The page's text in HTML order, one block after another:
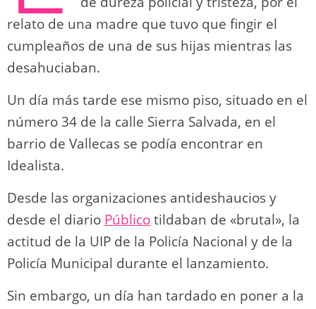
relato de una madre que tuvo que fingir el
cumpleaños de una de sus hijas mientras las
desahuciaban.
Un día más tarde ese mismo piso, situado en el
número 34 de la calle Sierra Salvada, en el
barrio de Vallecas se podía encontrar en
Idealista.
Desde las organizaciones antideshaucios y
desde el diario Públicotildaban de «brutal», la
actitud de la UIP de la Policía Nacional y de la
Policía Municipal durante el lanzamiento.
Sin embargo, un día han tardado en poner a la